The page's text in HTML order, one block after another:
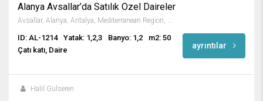
Alanya Avsallar’da Satılık Özel Daireler
ID: AL-1214 Yatak: 1,2,3 Banyo: 1,2
m2: 50
Çatı katı, Daire
ayrıntılar
Halil Gülseren